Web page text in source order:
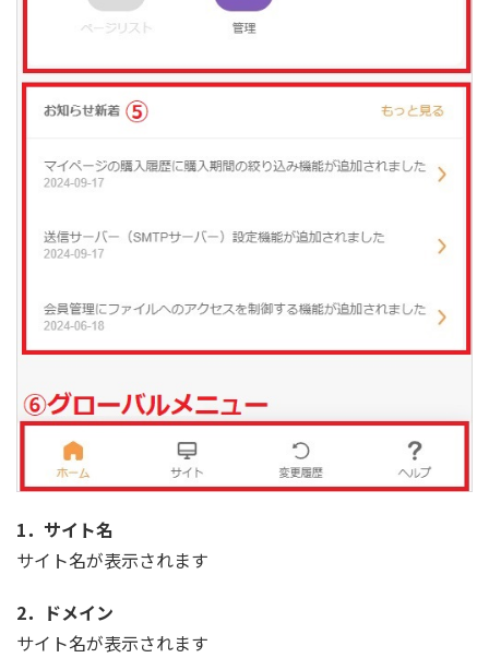
1．サイト名
サイト名が表示されます
2．ドメイン
サイト名が表示されます